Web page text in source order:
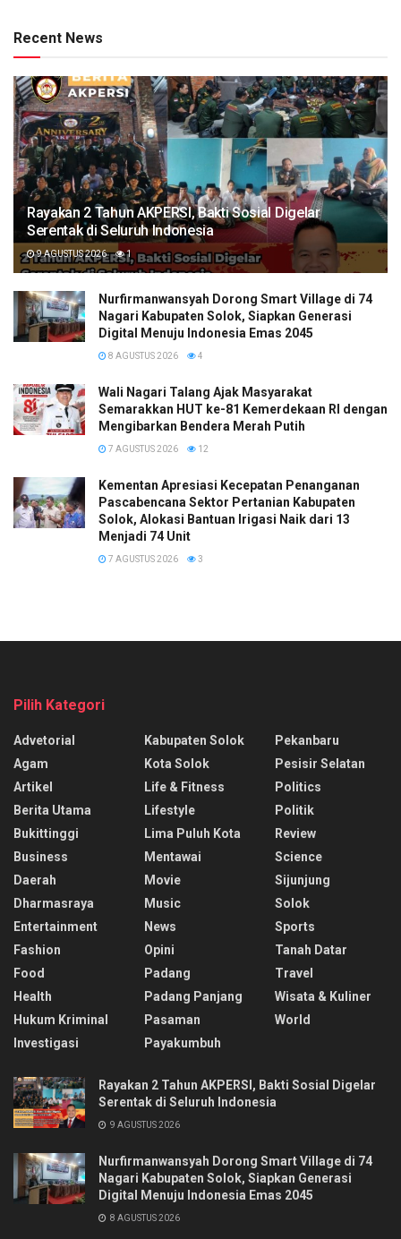
Recent News
Rayakan 2 Tahun AKPERSI, Bakti Sosial Digelar
Serentak di Seluruh Indonesia
9 AGUSTUS 2026 1
Nurfirmanwansyah Dorong Smart Village di 74
Nagari Kabupaten Solok, Siapkan Generasi
Digital Menuju Indonesia Emas 2045
8 AGUSTUS 2026 4
Wali Nagari Talang Ajak Masyarakat
Semarakkan HUT ke-81 Kemerdekaan RI dengan
Mengibarkan Bendera Merah Putih
7 AGUSTUS 2026 12
Kementan Apresiasi Kecepatan Penanganan
Pascabencana Sektor Pertanian Kabupaten
Solok, Alokasi Bantuan Irigasi Naik dari 13
Menjadi 74 Unit
7 AGUSTUS 2026 3
Pilih Kategori
Advetorial
Agam
Artikel
Berita Utama
Bukittinggi
Business
Daerah
Dharmasraya
Entertainment
Fashion
Food
Health
Hukum Kriminal
Investigasi
Kabupaten Solok
Kota Solok
Life & Fitness
Lifestyle
Lima Puluh Kota
Mentawai
Movie
Music
News
Opini
Padang
Padang Panjang
Pasaman
Payakumbuh
Pekanbaru
Pesisir Selatan
Politics
Politik
Review
Science
Sijunjung
Solok
Sports
Tanah Datar
Travel
Wisata & Kuliner
World
Rayakan 2 Tahun AKPERSI, Bakti Sosial Digelar
Serentak di Seluruh Indonesia
9 AGUSTUS 2026
Nurfirmanwansyah Dorong Smart Village di 74
Nagari Kabupaten Solok, Siapkan Generasi
Digital Menuju Indonesia Emas 2045
8 AGUSTUS 2026